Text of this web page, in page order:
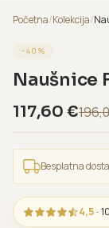
Početna/Kolekcija/
−40 %
Naušnice
117,60 €
Besplatna
4,5 ·